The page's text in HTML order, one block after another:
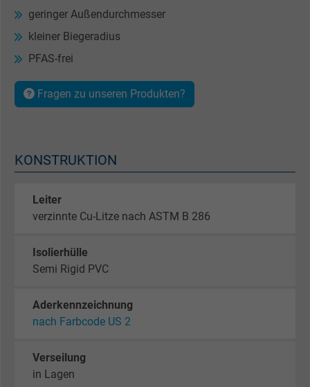
geringer Außendurchmesser
kleiner Biegeradius
PFAS-frei
Fragen zu unseren Produkten?
KONSTRUKTION
Leiter
verzinnte Cu-Litze nach ASTM B 286
Isolierhülle
Semi Rigid PVC
Aderkennzeichnung
nach Farbcode US 2
Verseilung
in Lagen